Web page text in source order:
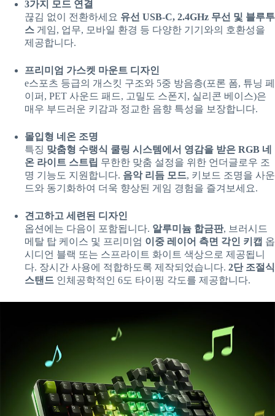
3가지 모드 연결
끊김 없이 전환하세요 유선 USB-C, 2.4GHz 무선 및 블루투
스 게임, 업무, 모바일 환경 등 다양한 기기와의 호환성을
제공합니다.
프리미엄 가스켓 마운트 디자인
e스포츠 등급의 개스킷 구조와 5중 방음층(포론 폼, 튜닝 페
이퍼, PET 사운드 패드, 고밀도 스폰지, 실리콘 베이스)은
매우 부드러운 키감과 정교한 음향 특성을 보장합니다.
몰입형 네온 조명
특징 맞춤형 수랭식 쿨링 시스템에서 영감을 받은 RGB 네
온 라이트 스트립 무한한 맞춤 설정을 위한 언더글로우 조
명 기능도 지원합니다. 음악 리듬 모드, 키보드 조명을 사운
드와 동기화하여 더욱 향상된 게임 경험을 즐겨보세요.
견고하고 세련된 디자인
옵션에는 다음이 포함됩니다. 알루미늄 합금판, 브러시드
메탈 탑 케이스 및 프리미엄 이중 레이어 측면 각인 키캡 옵
시디언 블랙 또는 스프라이트 화이트 색상으로 제공됩니
다. 장시간 사용에 적합하도록 제작되었습니다. 2단 조절식
스탠드 인체공학적인 6도 타이핑 각도를 제공합니다.